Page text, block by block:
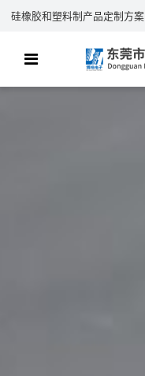
硅橡胶和塑料制产品定制方案